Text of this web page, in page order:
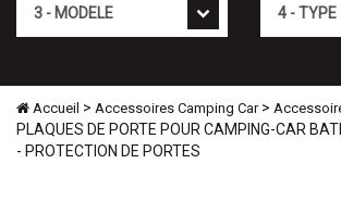
Accueil > Accessoires Camping Car>
PLAQUES DE PORTE POUR CAMPING-CAR
- PROTECTION DE PORTES